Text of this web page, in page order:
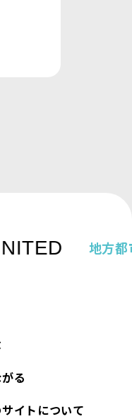
地方都
る
イトについて